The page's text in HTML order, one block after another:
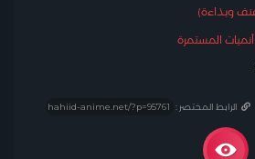
,أنميات المستمرة
الرابط المختصر :